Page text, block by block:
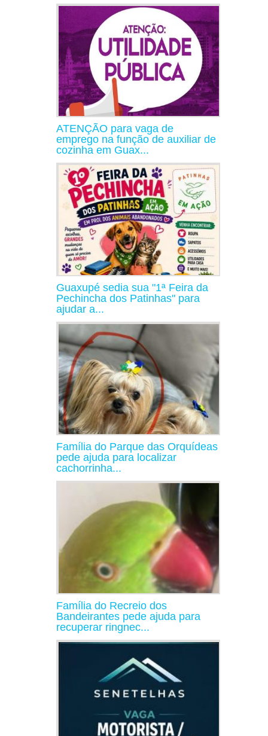
ATENÇÃO para vaga de
emprego na função de auxiliar de
cozinha em Guax...
Guaxupé sedia sua "1ª Feira da
Pechincha dos Patinhas" para
ajudar a...
Família do Parque das Orquídeas
pede ajuda para localizar
cachorrinha...
Família do Recreio dos
Bandeirantes pede ajuda para
recuperar ringnec...